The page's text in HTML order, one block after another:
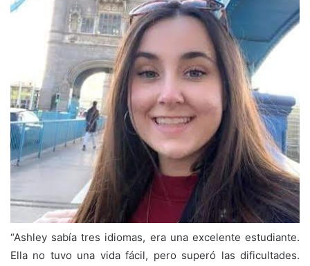
“Ashley sabía tres idiomas, era una excelente estudiante.
Ella no tuvo una vida fácil, pero superó las dificultades.